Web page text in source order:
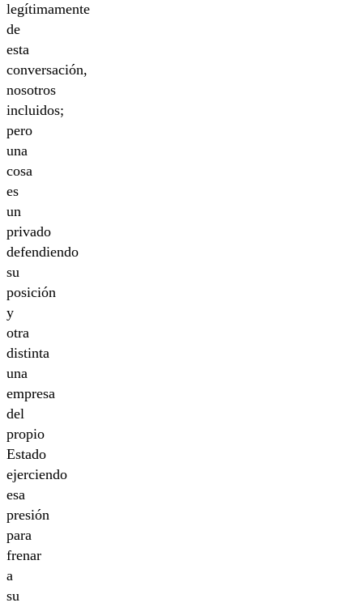
legítimamente
de
esta
conversación,
nosotros
incluidos;
pero
una
cosa
es
un
privado
defendiendo
su
posición
y
otra
distinta
una
empresa
del
propio
Estado
ejerciendo
esa
presión
para
frenar
a
su